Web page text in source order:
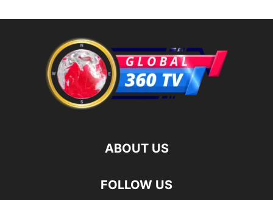
ABOUT US
FOLLOW US